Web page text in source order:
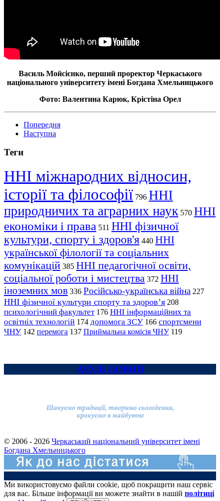
Василь Мойсієнко, перший проректор Черкаського
національного університету імені Богдана Хмельницького
Фото: Валентина Карюк, Крістіна Орел
Попередня
Наступна
Теги
ННІ міжнародних відносин,
історії та філософії 796 ННІ
природничих та аграрних наук 570 ННІ
економіки і права 511 ННІ фізичної
культури, спорту і здоров'я 440 ННІ
української філології та соціальних
комунікацій 385 ННІ педагогічної освіти,
соціальної роботи і мистецтва 372 ННІ
іноземних мов 336 Російсько-українська війна 227
ННІ фізичної культури спорту та здоров’я 208
психологічний факультет 176 ННІ інформаційних та
освітніх технологій 174 допомога ЗСУ 166 спортсмени
ЧНУ 142 перемога 137 Приймальна комісія ЧНУ 119
АРХІВ НОВИН
© 2006 - 2026 Черкаський національний університет імені
Богдана Хмельницького
Ми використовуємо файли cookie, щоб покращити наш сервіс
для вас. Більше інформації ви можете знайти в нашій політиці